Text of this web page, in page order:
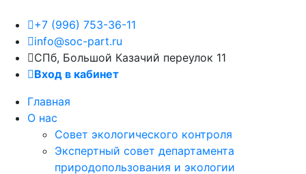
+7 (996) 753-36-11
info@soc-part.ru
СПб, Большой Казачий переулок 11
Вход в кабинет
Главная
О нас
Совет экологического контроля
Экспертный совет департамента
природопользования и экологии